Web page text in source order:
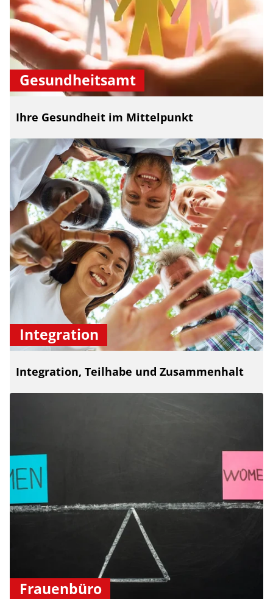
Gesundheitsamt
Ihre Gesundheit im Mittelpunkt
Integration
Integration, Teilhabe und Zusammenhalt
Frauenbüro